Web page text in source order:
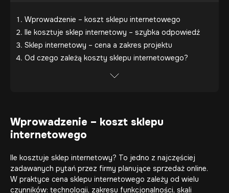
Wprowadzenie – koszt sklepu internetowego
Ile kosztuje sklep internetowy – szybka odpowiedź
Sklep internetowy – cena a zakres projektu
Od czego zależą koszty sklepu internetowego?
Wprowadzenie – koszt sklepu
internetowego
Ile kosztuje sklep internetowy? To jedno z najczęściej
zadawanych pytań przez firmy planujące sprzedaż online.
W praktyce cena sklepu internetowego zależy od wielu
czynników: technologii, zakresu funkcjonalności, skali